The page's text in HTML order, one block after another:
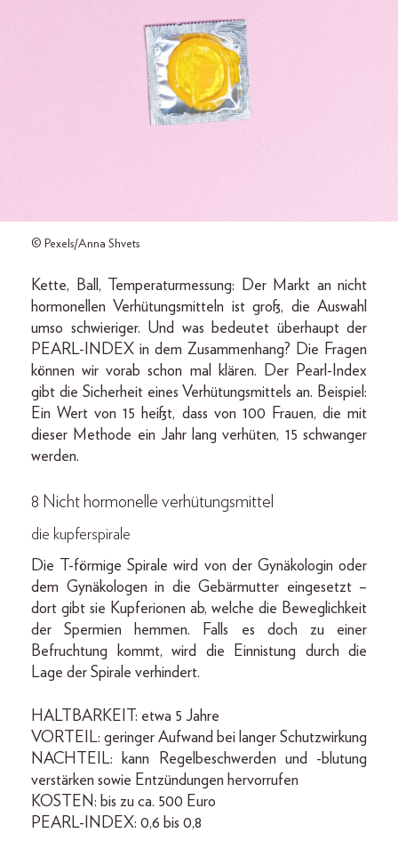
© Pexels/Anna Shvets
Kette, Ball, Temperaturmessung: Der Markt an nicht
hormonellen Verhütungsmitteln ist groß, die Auswahl
umso schwieriger. Und was bedeutet überhaupt der
PEARL-INDEX in dem Zusammenhang? Die Fragen
können wir vorab schon mal klären. Der Pearl-Index
gibt die Sicherheit eines Verhütungsmittels an. Beispiel:
Ein Wert von 15 heißt, dass von 100 Frauen, die mit
dieser Methode ein Jahr lang verhüten, 15 schwanger
werden.
8 Nicht hormonelle verhütungsmittel
die kupferspirale
Die T-förmige Spirale wird von der Gynäkologin oder
dem Gynäkologen in die Gebärmutter eingesetzt –
dort gibt sie Kupferionen ab, welche die Beweglichkeit
der Spermien hemmen. Falls es doch zu einer
Befruchtung kommt, wird die Einnistung durch die
Lage der Spirale verhindert.
HALTBARKEIT: etwa 5 Jahre
VORTEIL: geringer Aufwand bei langer Schutzwirkung
NACHTEIL: kann Regelbeschwerden und -blutung
verstärken sowie Entzündungen hervorrufen
KOSTEN: bis zu ca. 500 Euro
PEARL-INDEX: 0,6 bis 0,8